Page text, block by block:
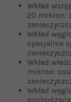
Wkład
20 mikron:
Wkład
specjalnie
Wkład
mikron:
Wkład